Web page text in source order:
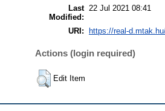
Last
Modified:
22 Jul 2021 08:41
URI: https://real-
Actions (login required)
Edit Item